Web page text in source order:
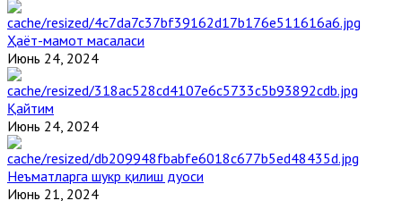
Ҳаёт-мамот масаласи
Июнь 24, 2024
Қайтим
Июнь 24, 2024
Неъматларга шукр қилиш дуоси
Июнь 21, 2024